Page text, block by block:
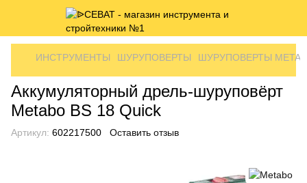
ИНСТРУМЕНТЫ ШУРУПОВЕРТЫ ШУРУПОВЕРТЫ
Аккумуляторный дрель-шуруповёрт
Metabo BS 18 Quick
Артикул: 602217500 Оставить отзыв